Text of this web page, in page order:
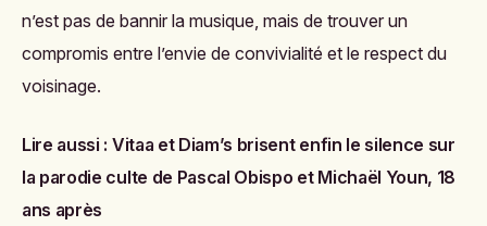
n’est pas de bannir la musique, mais de trouver un
compromis entre l’envie de convivialité et le respect du
voisinage.
Lire aussi : Vitaa et Diam’s brisent enfin le silence sur
la parodie culte de Pascal Obispo et Michaël Youn, 18
ans après